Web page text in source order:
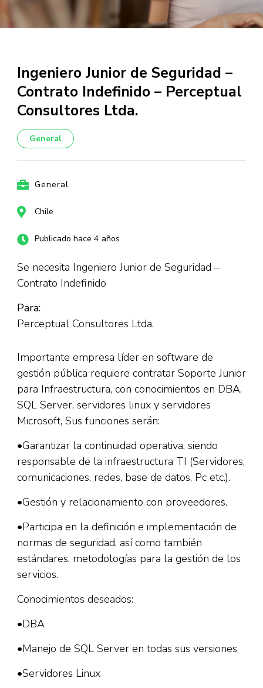
Ingeniero Junior de Seguridad –
Contrato Indefinido – Perceptual
Consultores Ltda.
General
General
Chile
Publicado hace 4 años
Se necesita Ingeniero Junior de Seguridad –
Contrato Indefinido
Para:
Perceptual Consultores Ltda.
Importante empresa líder en software de
gestión pública requiere contratar Soporte Junior
para Infraestructura, con conocimientos en DBA,
SQL Server, servidores linux y servidores
Microsoft, Sus funciones serán:
•Garantizar la continuidad operativa, siendo
responsable de la infraestructura TI (Servidores,
comunicaciones, redes, base de datos, Pc etc.).
•Gestión y relacionamiento con proveedores.
•Participa en la definición e implementación de
normas de seguridad, así como también
estándares, metodologías para la gestión de los
servicios.
Conocimientos deseados:
•DBA
•Manejo de SQL Server en todas sus versiones
•Servidores Linux